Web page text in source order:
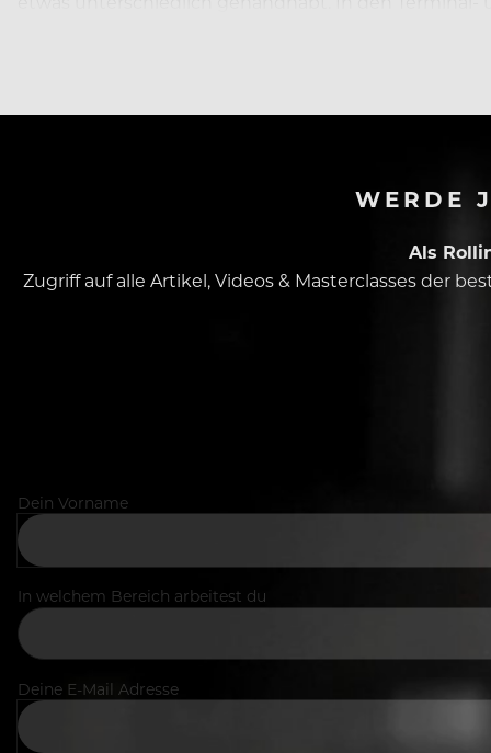
WERDE
Als
Zugriff auf alle Artikel, Videos & Masterclasses der
Dein Vorname
In welchem Bereich arbeitest du
Deine E-Mail Adresse